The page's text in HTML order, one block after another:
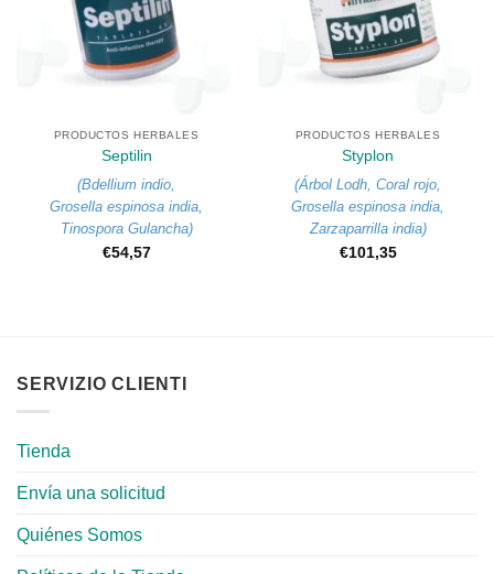
PRODUCTOS HERBALES
Septilin
(Bdellium indio,
Grosella espinosa india,
Tinospora Gulancha)
€54,57
PRODUCTOS HERBALES
Styplon
(Árbol Lodh, Coral rojo,
Grosella espinosa india,
Zarzaparrilla india)
€101,35
SERVIZIO CLIENTI
Tienda
Envía una solicitud
Quiénes Somos